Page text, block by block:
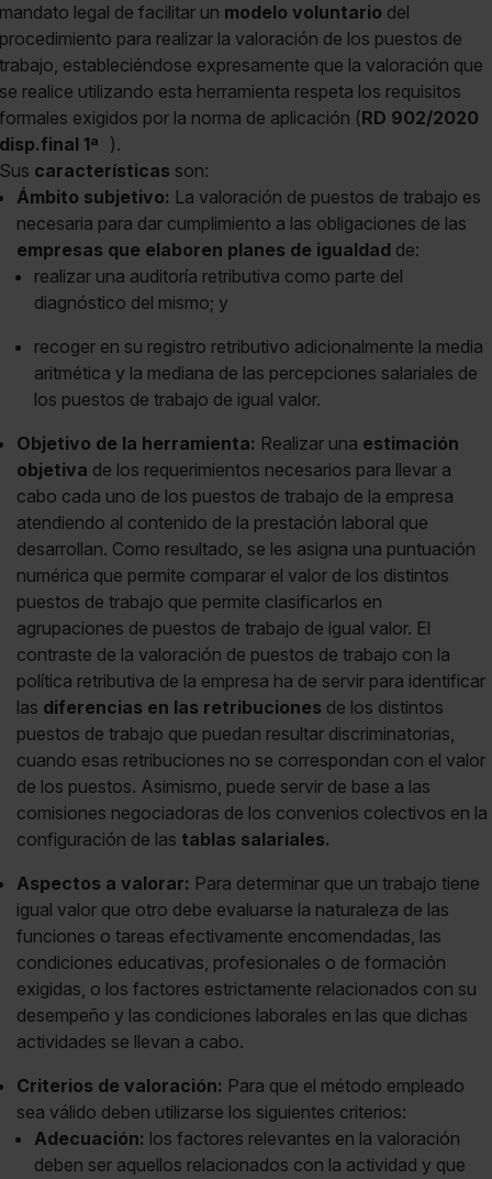
mandato legal de facilitar un modelo voluntario del
procedimiento para realizar la valoración de los puestos de
trabajo, estableciéndose expresamente que la valoración que
se realice utilizando esta herramienta respeta los requisitos
formales exigidos por la norma de aplicación (RD 902/2020
disp.final 1ª ).
Sus características son:
Ámbito subjetivo: La valoración de puestos de trabajo es
necesaria para dar cumplimiento a las obligaciones de las
empresas que elaboren planes de igualdad de:
realizar una auditoría retributiva como parte del
diagnóstico del mismo; y
recoger en su registro retributivo adicionalmente la media
aritmética y la mediana de las percepciones salariales de
los puestos de trabajo de igual valor.
Objetivo de la herramienta: Realizar una estimación
objetiva de los requerimientos necesarios para llevar a
cabo cada uno de los puestos de trabajo de la empresa
atendiendo al contenido de la prestación laboral que
desarrollan. Como resultado, se les asigna una puntuación
numérica que permite comparar el valor de los distintos
puestos de trabajo que permite clasificarlos en
agrupaciones de puestos de trabajo de igual valor. El
contraste de la valoración de puestos de trabajo con la
política retributiva de la empresa ha de servir para identificar
las diferencias en las retribuciones de los distintos
puestos de trabajo que puedan resultar discriminatorias,
cuando esas retribuciones no se correspondan con el valor
de los puestos. Asimismo, puede servir de base a las
comisiones negociadoras de los convenios colectivos en la
configuración de las tablas salariales.
Aspectos a valorar: Para determinar que un trabajo tiene
igual valor que otro debe evaluarse la naturaleza de las
funciones o tareas efectivamente encomendadas, las
condiciones educativas, profesionales o de formación
exigidas, o los factores estrictamente relacionados con su
desempeño y las condiciones laborales en las que dichas
actividades se llevan a cabo.
Criterios de valoración: Para que el método empleado
sea válido deben utilizarse los siguientes criterios:
Adecuación: los factores relevantes en la valoración
deben ser aquellos relacionados con la actividad y que